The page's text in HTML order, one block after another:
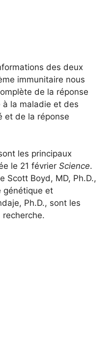
des deux
immunitaire nous
de la réponse
la maladie et des
et de la réponse
les principaux
le 21 février Science.
Scott Boyd, MD, Ph.D.,
génétique et
Ph.D., sont les